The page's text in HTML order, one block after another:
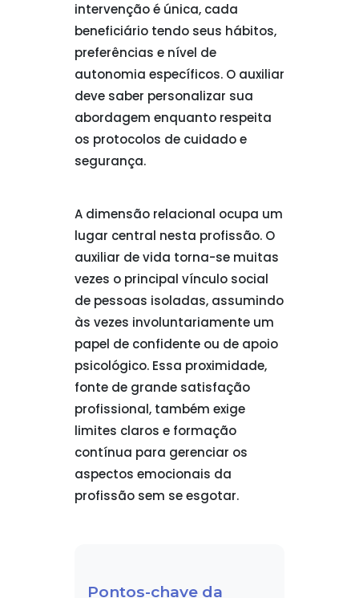
intervenção é única, cada
beneficiário tendo seus hábitos,
preferências e nível de
autonomia específicos. O auxiliar
deve saber personalizar sua
abordagem enquanto respeita
os protocolos de cuidado e
segurança.
A dimensão relacional ocupa um
lugar central nesta profissão. O
auxiliar de vida torna-se muitas
vezes o principal vínculo social
de pessoas isoladas, assumindo
às vezes involuntariamente um
papel de confidente ou de apoio
psicológico. Essa proximidade,
fonte de grande satisfação
profissional, também exige
limites claros e formação
contínua para gerenciar os
aspectos emocionais da
profissão sem se esgotar.
Pontos-chave da